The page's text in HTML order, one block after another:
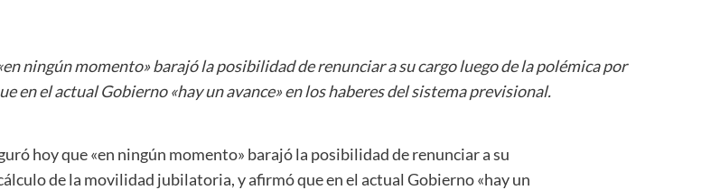
ningún momento» barajó la posibilidad de renunciar a su cargo luego de la polémica por
en el actual Gobierno «hay un avance» en los haberes del sistema previsional.
hoy que «en ningún momento» barajó la posibilidad de renunciar a su
de la movilidad jubilatoria, y afirmó que en el actual Gobierno «hay un